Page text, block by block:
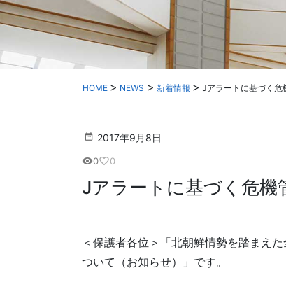
HOME NEWS 新着情報 Jアラートに基づく危
2017年9月8日
visibility0favorite_border0
Jアラートに基づく危機
＜保護者各位＞「北朝鮮情勢を踏まえ
ついて（お知らせ）」です。